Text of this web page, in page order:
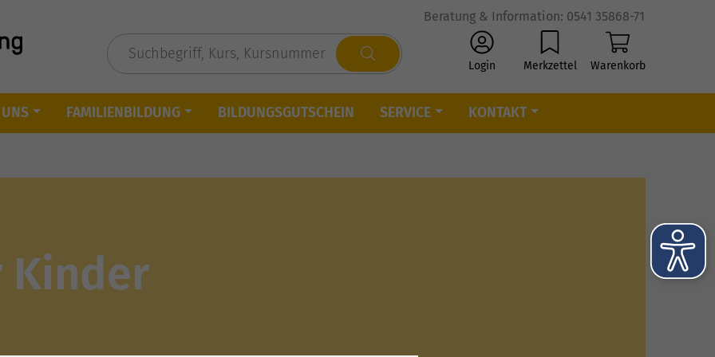
Beratung & Information: 0541 35868-71
Login Merkzettel Warenkorb
FAMILIENBILDUNG BILDUNGSGUTSCHEIN SERVICE KONTAKT
Kinder